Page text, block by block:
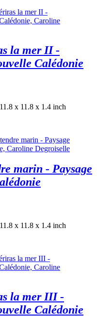
la mer II -
Calédonie
x 11.8 x 1.4 inch
marin - Paysage
x 11.8 x 1.4 inch
la mer III -
Calédonie